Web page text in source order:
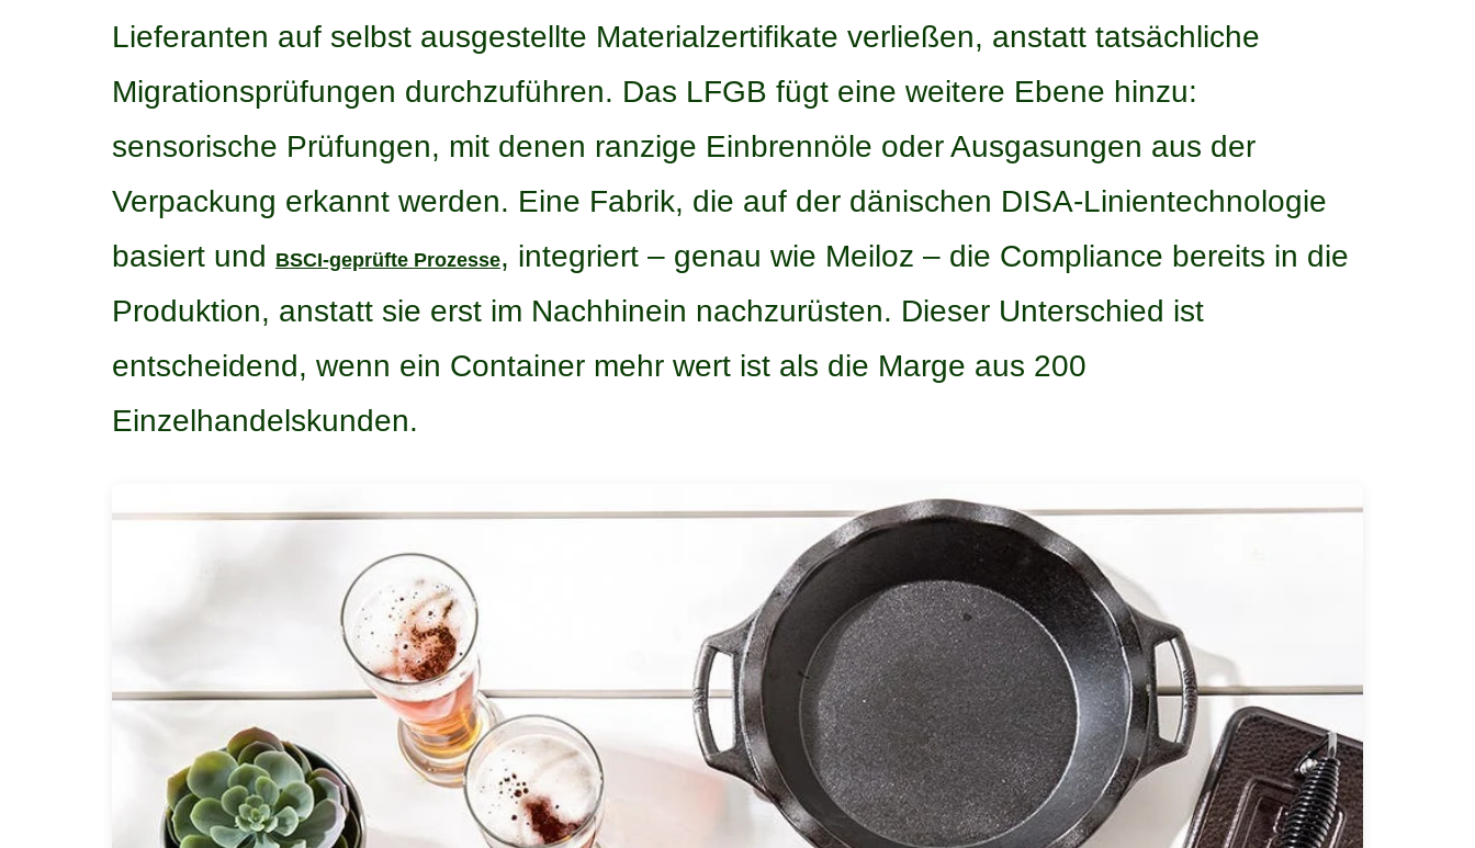
Lieferanten auf selbst ausgestellte Materialzertifikate verließen, anstatt tatsächliche
Migrationsprüfungen durchzuführen. Das LFGB fügt eine weitere Ebene hinzu:
sensorische Prüfungen, mit denen ranzige Einbrennöle oder Ausgasungen aus der
Verpackung erkannt werden. Eine Fabrik, die auf der dänischen DISA-Linientechnologie
basiert und BSCI-geprüfte Prozesse, integriert – genau wie Meiloz – die Compliance bereits in die
Produktion, anstatt sie erst im Nachhinein nachzurüsten. Dieser Unterschied ist
entscheidend, wenn ein Container mehr wert ist als die Marge aus 200
Einzelhandelskunden.